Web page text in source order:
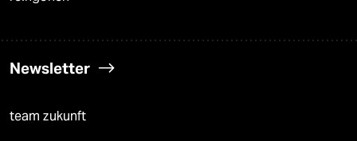
Newsletter
team zukunft